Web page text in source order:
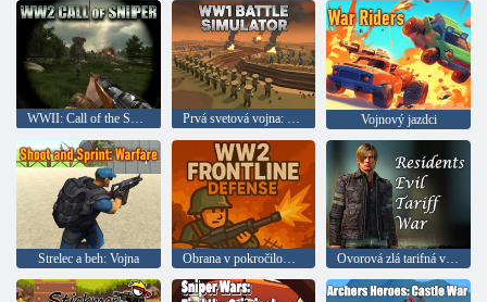
Vojnový jazdci
Strelec a beh: Vojna Obrana v pokročilom druhej svetovej vojne